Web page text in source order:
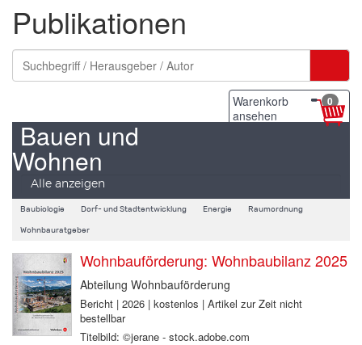
Publikationen
Warenkorb
ansehen
0
Bauen und
Wohnen
Alle anzeigen
Baubiologie Dorf- und Stadtentwicklung Energie Raumordnung
Wohnbauratgeber
Wohnbauförderung: Wohnbaubilanz 2025
Abteilung Wohnbauförderung
Bericht | 2026 | kostenlos | Artikel zur Zeit nicht
bestellbar
Titelbild: ©jerane - stock.adobe.com